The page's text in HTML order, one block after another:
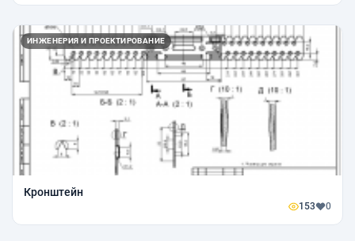
ИНЖЕНЕРИЯ И ПРОЕКТИРОВАНИЕ
Кронштейн
153 0